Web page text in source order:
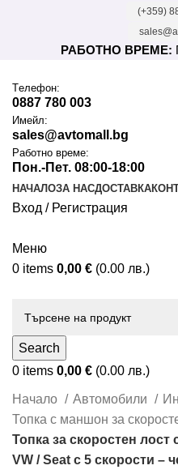
(+359)
РАБОТНО ВРЕМЕ:
Tелефон:
0887 780 003
Имейл:
sales@avtomall.bg
Работно време:
Пон.-Пет. 08:00-18:00
НАЧАЛОЗА НАСДОСТАВКА
Вход / Регистрация
Меню
0 items 0,00 € (0.00 лв.)
Search
0 items 0,00 € (0.00 лв.)
Начало Автомобили
Топка с маншон за
Топка за скоростен
VW / Seat с 5 скорости –